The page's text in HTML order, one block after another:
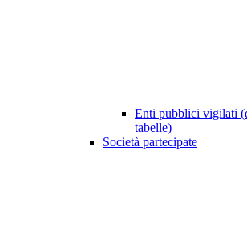
Enti pubblici vigilati
tabelle)
Società partecipate